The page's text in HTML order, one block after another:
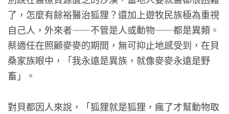
了，怎麼有餘裕醫治狐狸？還加上遊牧民族極為重視
自己人，外來者——不管是人或動物——都是異類。
蔡適任在照顧麥麥的期間，無可抑止地感受到，在貝
桑家族眼中，「我永遠是異族，就像麥麥永遠是野
畜」。
對貝都因人來說，「狐狸就是狐狸，瘋了才幫動物取